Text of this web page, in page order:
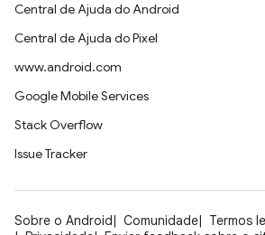
Central de Ajuda do Android
Central de Ajuda do Pixel
www.android.com
Google Mobile Services
Stack Overflow
Issue Tracker
Sobre o Android Comunidade Termos